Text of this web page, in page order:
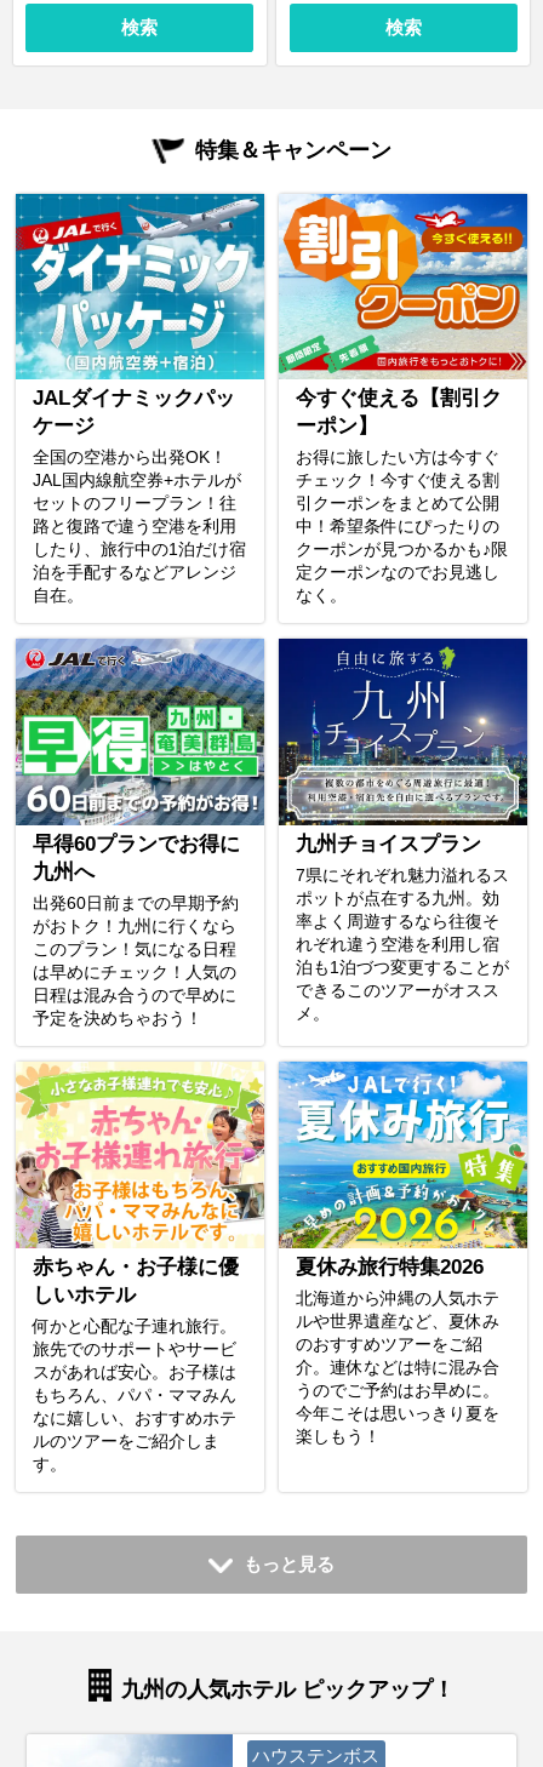
検索 検索
特集＆キャンペーン
JALダイナミックパッ
ケージ
全国の空港から出発OK！
JAL国内線航空券+ホテルが
セットのフリープラン！往
路と復路で違う空港を利用
したり、旅行中の1泊だけ宿
泊を手配するなどアレンジ
自在。
今すぐ使える【割引ク
ーポン】
お得に旅したい方は今すぐ
チェック！今すぐ使える割
引クーポンをまとめて公開
中！希望条件にぴったりの
クーポンが見つかるかも♪限
定クーポンなのでお見逃し
なく。
早得60プランでお得に
九州へ
出発60日前までの早期予約
がおトク！九州に行くなら
このプラン！気になる日程
は早めにチェック！人気の
日程は混み合うので早めに
予定を決めちゃおう！
九州チョイスプラン
7県にそれぞれ魅力溢れるス
ポットが点在する九州。効
率よく周遊するなら往復そ
れぞれ違う空港を利用し宿
泊も1泊づつ変更することが
できるこのツアーがオスス
メ。
赤ちゃん・お子様に優
しいホテル
何かと心配な子連れ旅行。
旅先でのサポートやサービ
スがあれば安心。お子様は
もちろん、パパ・ママみん
なに嬉しい、おすすめホテ
ルのツアーをご紹介しま
す。
夏休み旅行特集2026
北海道から沖縄の人気ホテ
ルや世界遺産など、夏休み
のおすすめツアーをご紹
介。連休などは特に混み合
うのでご予約はお早めに。
今年こそは思いっきり夏を
楽しもう！
もっと見る
九州の人気ホテル ピックアップ！
ハウステンボス